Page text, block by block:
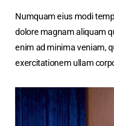
Numquam eius modi
dolore magnam aliquam
enim ad minima veniam,
exercitationem ullam